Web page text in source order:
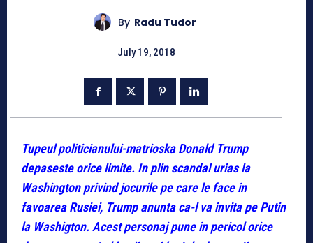
By Radu Tudor
July 19, 2018
Tupeul politicianului-matrioska Donald Trump
depaseste orice limite. In plin scandal urias la
Washington privind jocurile pe care le face in
favoarea Rusiei, Trump anunta ca-l va invita pe Putin
la Washigton. Acest personaj pune in pericol orice